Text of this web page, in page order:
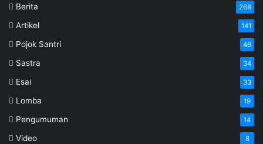
Berita 268
Artikel 141
Pojok Santri 46
Sastra 34
Esai 33
Lomba 19
Pengumuman 14
Video 8